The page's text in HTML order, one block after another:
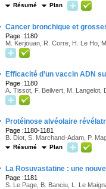
Résumé Plan
Cancer bronchique et
Page :1180
M. Kerjouan, R. Corre, H. Le Ho,
Efficacité d’un vaccin ADN
Page :1180
A. Tissot, F. Beilvert, M. Langelot,
Protéinose alvéolaire
Page :1180-1181
B. Diot, S. Marchand-Adam, P.
Résumé Plan
La Rosuvastatine : une
Page :1181
S. Le Page, B. Banciu, L. Le